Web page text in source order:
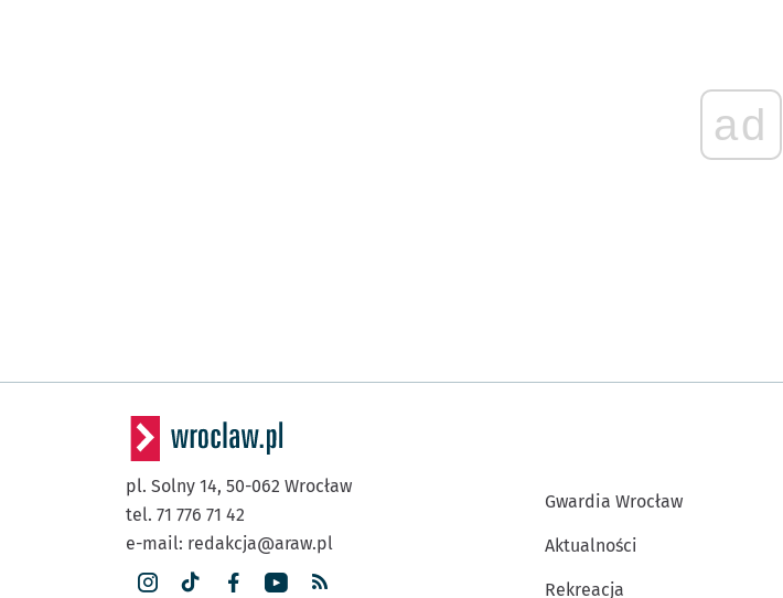
ad
pl. Solny 14, 50-062 Wrocław
tel. 71 776 71 42
e-mail: redakcja@araw.pl
Gwardia Wrocław
Aktualności
Rekreacja